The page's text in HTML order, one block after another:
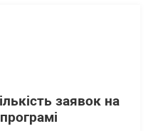
заявок на